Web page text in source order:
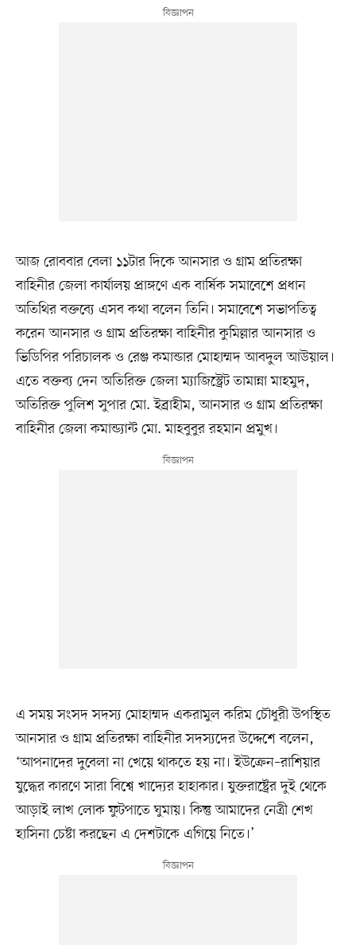
আজ রোববার বেলা ১১টার দিকে আনসার ও গ্রাম প্রতিরক্ষা
বাহিনীর জেলা কার্যালয় প্রাঙ্গণে এক বার্ষিক সমাবেশে প্রধান
অতিথির বক্তব্যে এসব কথা বলেন তিনি। সমাবেশে সভাপতিত্ব
করেন আনসার ও গ্রাম প্রতিরক্ষা বাহিনীর কুমিল্লার আনসার ও
ভিডিপির পরিচালক ও রেঞ্জ কমান্ডার মোহাম্মদ আবদুল আউয়াল।
এতে বক্তব্য দেন অতিরিক্ত জেলা ম্যাজিস্ট্রেট তামান্না মাহমুদ,
অতিরিক্ত পুলিশ সুপার মো. ইব্রাহীম, আনসার ও গ্রাম প্রতিরক্ষা
বাহিনীর জেলা কমান্ড্যান্ট মো. মাহবুবুর রহমান প্রমুখ।
এ সময় সংসদ সদস্য মোহাম্মদ একরামুল করিম চৌধুরী উপস্থিত
আনসার ও গ্রাম প্রতিরক্ষা বাহিনীর সদস্যদের উদ্দেশে বলেন,
‘আপনাদের দুবেলা না খেয়ে থাকতে হয় না। ইউক্রেন–রাশিয়ার
যুদ্ধের কারণে সারা বিশ্বে খাদ্যের হাহাকার। যুক্তরাষ্ট্রের দুই থেকে
আড়াই লাখ লোক ফুটপাতে ঘুমায়। কিন্তু আমাদের নেত্রী শেখ
হাসিনা চেষ্টা করছেন এ দেশটাকে এগিয়ে নিতে।’